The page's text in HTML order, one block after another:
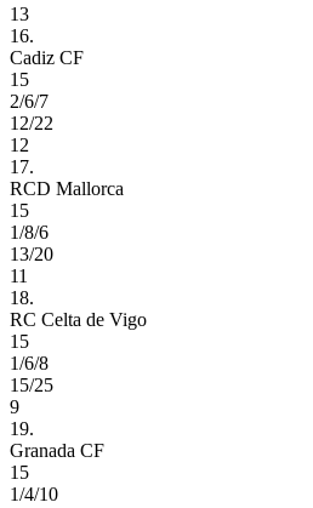
13
16.
Cadiz CF
15
2/6/7
12/22
12
17.
RCD Mallorca
15
1/8/6
13/20
11
18.
RC Celta de Vigo
15
1/6/8
15/25
9
19.
Granada CF
15
1/4/10